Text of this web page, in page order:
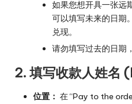
如果您想开具一张远
可以填写未来的日期
兑现。
请勿填写过去的日期
2. 填写收款人姓名
位置： 在 “Pay to the